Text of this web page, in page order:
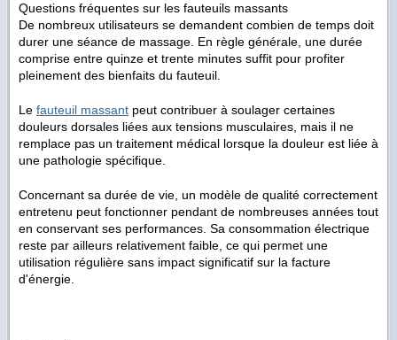
Questions fréquentes sur les fauteuils massants
De nombreux utilisateurs se demandent combien de temps doit
durer une séance de massage. En règle générale, une durée
comprise entre quinze et trente minutes suffit pour profiter
pleinement des bienfaits du fauteuil.
Le fauteuil massant peut contribuer à soulager certaines
douleurs dorsales liées aux tensions musculaires, mais il ne
remplace pas un traitement médical lorsque la douleur est liée à
une pathologie spécifique.
Concernant sa durée de vie, un modèle de qualité correctement
entretenu peut fonctionner pendant de nombreuses années tout
en conservant ses performances. Sa consommation électrique
reste par ailleurs relativement faible, ce qui permet une
utilisation régulière sans impact significatif sur la facture
d'énergie.